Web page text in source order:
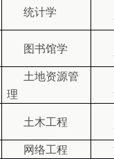
统计学
图书馆学
土地资源管
理
土木工程
网络工程